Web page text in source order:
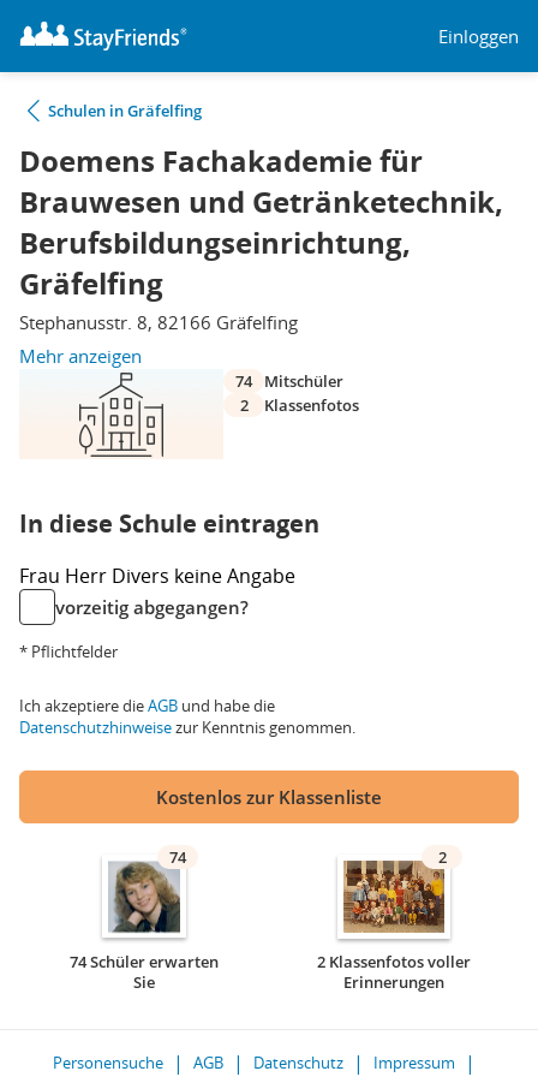
Einloggen
Schulen in Gräfelfing
Doemens Fachakademie für
Brauwesen und Getränketechnik,
Berufsbildungseinrichtung,
Gräfelfing
Stephanusstr. 8, 82166 Gräfelfing
Mehr anzeigen
74
Mitschüler
2
Klassenfotos
In diese Schule eintragen
Frau Herr Divers keine Angabe
vorzeitig abgegangen?
* Pflichtfelder
Ich akzeptiere dieAGB und habe die
Datenschutzhinweisezur Kenntnis genommen.
Kostenlos zur Klassenliste
74
74 Schüler erwarten
Sie
2
2 Klassenfotos voller
Erinnerungen
Personensuche AGB Datenschutz Impressum